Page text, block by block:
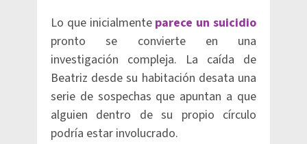
Lo que inicialmente parece un suicidio
pronto se convierte en una
investigación compleja. La caída de
Beatriz desde su habitación desata una
serie de sospechas que apuntan a que
alguien dentro de su propio círculo
podría estar involucrado.